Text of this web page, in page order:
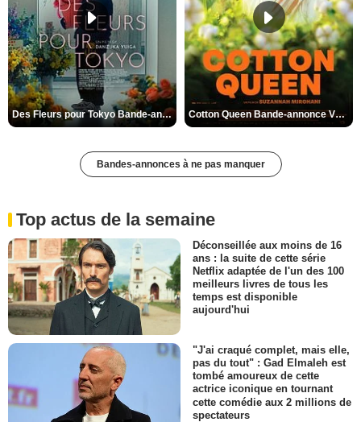
Des Fleurs pour Tokyo Bande-annonce VO STFR Cotton Queen Bande-annonce VO STFR
Bandes-annonces à ne pas manquer
Top actus de la semaine
Déconseillée aux moins de 16
ans : la suite de cette série
Netflix adaptée de l'un des 100
meilleurs livres de tous les
temps est disponible
aujourd'hui
"J'ai craqué complet, mais elle,
pas du tout" : Gad Elmaleh est
tombé amoureux de cette
actrice iconique en tournant
cette comédie aux 2 millions de
spectateurs